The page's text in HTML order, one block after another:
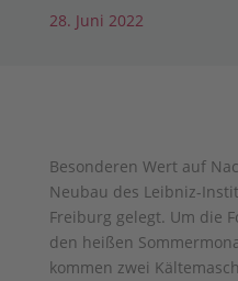
28. Juni 2022
Besonderen Wert auf
Neubau des Leibniz-
Freiburg gelegt. Um die
den heißen
kommen zwei